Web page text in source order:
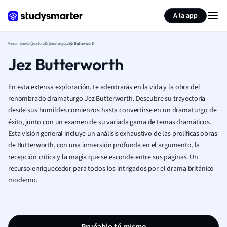
A la app
ResumenesLiteraturaDramaturgosJez Butterworth
Jez Butterworth
En esta extensa exploración, te adentrarás en la vida y la obra del
renombrado dramaturgo Jez Butterworth. Descubre su trayectoria
desde sus humildes comienzos hasta convertirse en un dramaturgo de
éxito, junto con un examen de su variada gama de temas dramáticos.
Esta visión general incluye un análisis exhaustivo de las prolíficas obras
de Butterworth, con una inmersión profunda en el argumento, la
recepción crítica y la magia que se esconde entre sus páginas. Un
recurso enriquecedor para todos los intrigados por el drama británico
moderno.
Resumir página